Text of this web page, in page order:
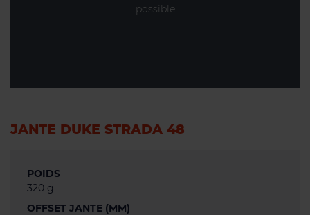
possible
JANTE DUKE STRADA 48
POIDS
320 g
OFFSET JANTE (MM)